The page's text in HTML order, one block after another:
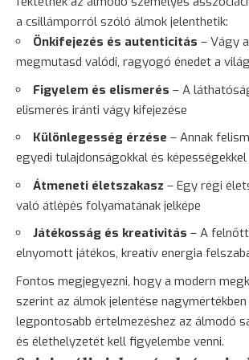
a csillámporról szóló álmok jelenthetik:
Önkifejezés és autenticitás – Vágy
megmutasd valódi, ragyogó énedet a
Figyelem és elismerés – A
elismerés iránti vágy kifejezése
Különlegesség érzése – Annak
egyedi tulajdonságokkal és
Átmeneti életszakasz – Egy régi
való átlépés folyamatának jelképe
Játékosság és kreativitás – A
elnyomott játékos, kreatív energia
Fontos megjegyezni, hogy a modern
szerint az álmok jelentése nagymértékben
legpontosabb értelmezéshez az álmodó
és élethelyzetét kell figyelembe venni.